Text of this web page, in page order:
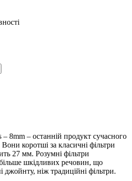
8mm – останній продукт сучасного
коротші за класичні фільтри
27 мм. Розумні фільтри
шкідливих речовин, що
ніж традиційні фільтри.